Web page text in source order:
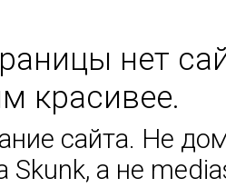
нет
красивее.
сайта. Не
Skunk, а не